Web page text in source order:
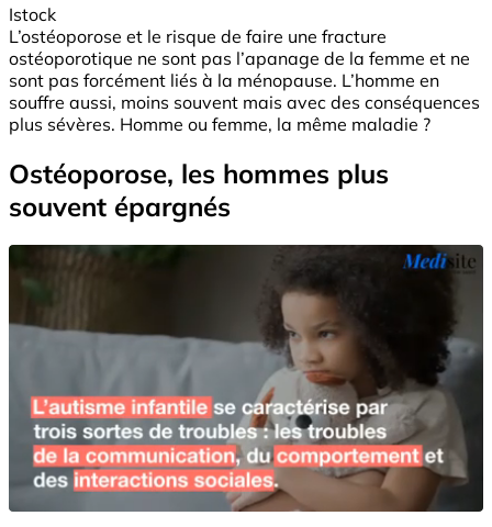
Istock
L’ostéoporose et le risque de faire une fracture
ostéoporotique ne sont pas l’apanage de la femme et ne
sont pas forcément liés à la ménopause. L’homme en
souffre aussi, moins souvent mais avec des conséquences
plus sévères. Homme ou femme, la même maladie ?
Ostéoporose, les hommes plus
souvent épargnés